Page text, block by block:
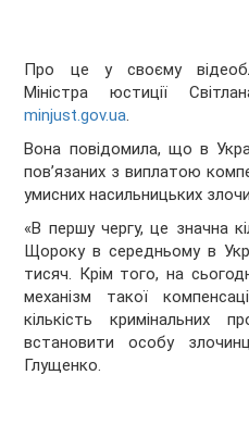
Про це у своєму
Міністра юстиції
minjust.gov.ua.
Вона повідомила, що в
пов’язаних з виплатою
умисних насильницьких
«В першу чергу, це значна
Щороку в середньому в
тисяч. Крім того, на
механізм такої
кількість кримінальних
встановити особу
Глущенко.